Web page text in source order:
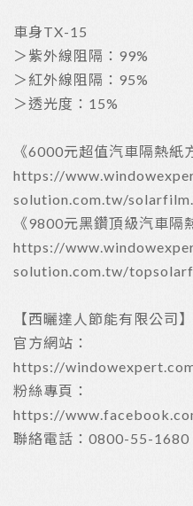
車身TX-15
＞紫外線阻隔：99%
＞紅外線阻隔：95%
＞透光度：15%
《6000元超值汽車隔熱紙
https://
solution.com.tw/
《9800元黑鑽頂級汽車隔
https://
solution.com.tw/
【西曬達人節能有限公司
官方網站：
https://
粉絲專頁：
https://
聯絡電話：0800-55-1680